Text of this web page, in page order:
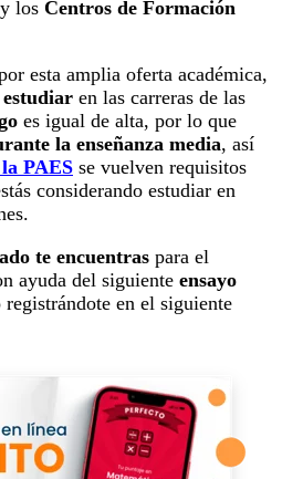
y los Centros de Formación
esta amplia oferta académica,
en las carreras de las
es igual de alta, por lo que
la enseñanza media, así
PAES se vuelven requisitos
considerando estudiar en
te encuentras para el
ayuda del siguiente ensayo
en el siguiente